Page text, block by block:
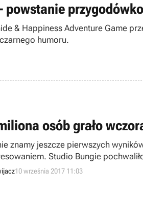
powstanie
& Happiness Adventure Game
humoru.
osób grało
znamy jeszcze pierwszych
Studio Bungie
10 września 2017 11:03